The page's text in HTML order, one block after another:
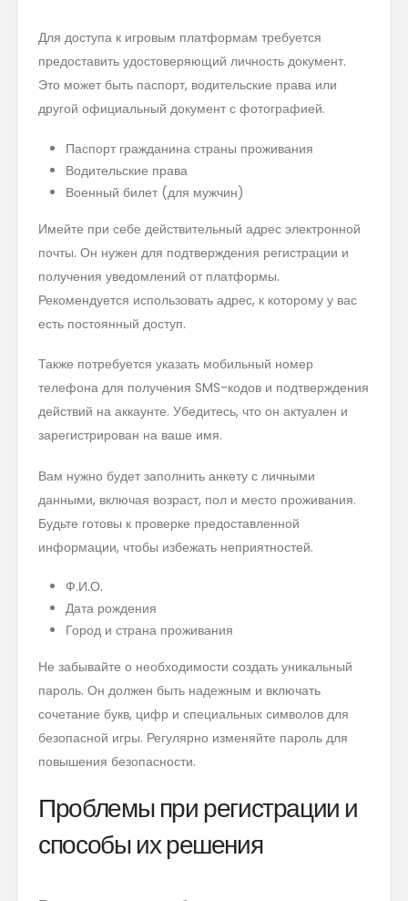
Для доступа к игровым платформам требуется
предоставить удостоверяющий личность документ.
Это может быть паспорт, водительские права или
другой официальный документ с фотографией.
Паспорт гражданина страны проживания
Водительские права
Военный билет (для мужчин)
Имейте при себе действительный адрес электронной
почты. Он нужен для подтверждения регистрации и
получения уведомлений от платформы.
Рекомендуется использовать адрес, к которому у вас
есть постоянный доступ.
Также потребуется указать мобильный номер
телефона для получения SMS-кодов и подтверждения
действий на аккаунте. Убедитесь, что он актуален и
зарегистрирован на ваше имя.
Вам нужно будет заполнить анкету с личными
данными, включая возраст, пол и место проживания.
Будьте готовы к проверке предоставленной
информации, чтобы избежать неприятностей.
Ф.И.О.
Дата рождения
Город и страна проживания
Не забывайте о необходимости создать уникальный
пароль. Он должен быть надежным и включать
сочетание букв, цифр и специальных символов для
безопасной игры. Регулярно изменяйте пароль для
повышения безопасности.
Проблемы при регистрации и
способы их решения